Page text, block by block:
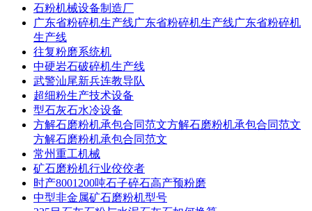
石粉机械设备制造厂
广东省粉碎机生产线广东省粉碎机生产线广东省粉碎机
生产线
往复粉磨系统机
中硬岩石破碎机生产线
武警汕尾新兵连教导队
超细粉生产技术设备
型石灰石水冷设备
方解石磨粉机承包合同范文方解石磨粉机承包合同范文
方解石磨粉机承包合同范文
常州重工机械
矿石磨粉机行业佼佼者
时产8001200吨石子碎石高产预粉磨
中型非金属矿石磨粉机型号